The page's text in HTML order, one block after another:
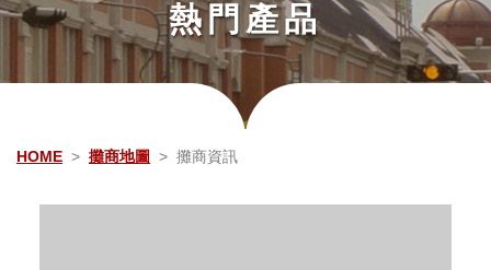
熱門產品
HOME 攤商地圖 攤商資訊